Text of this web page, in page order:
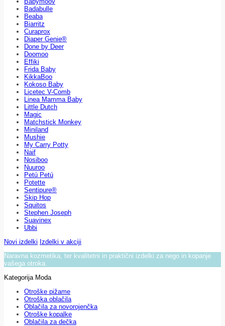
Badabulle
Beaba
Biarritz
Curaprox
Diaper Genie®
Done by Deer
Doomoo
Effiki
Frida Baby
KikkaBoo
Kokoso Baby
Licetec V-Comb
Linea Mamma Baby
Little Dutch
Magic
Matchstick Monkey
Miniland
Mushie
My Carry Potty
Naif
Nosiboo
Nuuroo
Petú Petú
Potette
Sentipure®
Skip Hop
Squitos
Stephen Joseph
Suavinex
Ubbi
Novi izdelki Izdelki v akciji
Naravna kozmetika, ter kvalitetni in praktični izdelki za nego in kopanje
vašega otroka.
Kategorija Moda
Otroške pižame
Otroška oblačila
Oblačila za novorojenčka
Otroške kopalke
Oblačila za dečka